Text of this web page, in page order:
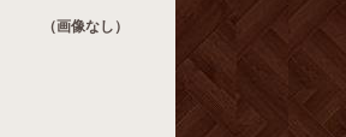
（画像なし）